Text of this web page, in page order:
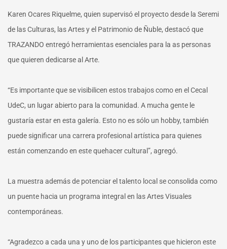
Karen Ocares Riquelme, quien supervisó el proyecto desde la Seremi
de las Culturas, las Artes y el Patrimonio de Ñuble, destacó que
TRAZANDO entregó herramientas esenciales para la as personas
que quieren dedicarse al Arte.
“Es importante que se visibilicen estos trabajos como en el Cecal
UdeC, un lugar abierto para la comunidad. A mucha gente le
gustaría estar en esta galería. Esto no es sólo un hobby, también
puede significar una carrera profesional artística para quienes
están comenzando en este quehacer cultural”, agregó.
La muestra además de potenciar el talento local se consolida como
un puente hacia un programa integral en las Artes Visuales
contemporáneas.
“Agradezco a cada una y uno de los participantes que hicieron este